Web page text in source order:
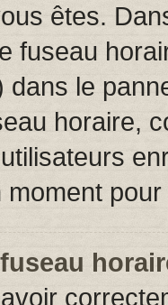
êtes.
fuseau
le
horaire,
moment